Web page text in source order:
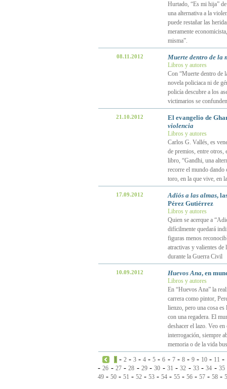
Hurtado, “Es mi hija”
una alternativa a la
puede restañar las
meramente
misma”.
08.11.2012 Muerte dentro de la
Libros y autores
Con “Muerte dentro de
novela policiaca ni de
policía descubre a los
victimarios se
21.10.2012
El evangelio de
violencia
Libros y autores
Carlos G. Vallés, es
de premios, entre otros,
libro, “Gandhi, una
recorre el mundo dando
toro, en la que vive, en
17.09.2012 Adiós a las almas,
Pérez Gutiérrez
Libros y autores
Quien se acerque a
difícilmente quedará
figuras menos
atractivas y valientes de
durante la Guerra Civil
10.09.2012 Huevos Ana, en
Libros y autores
En “Huevos Ana” la
carrera como pintor,
lienzo, pero una cosa
con una regadera. El
deshacer el lazo. Veo
interrogación, siempre
memoria o de la vida
1 -2 -3 -4 -5 -6 - 7- 8- 9- 10- 11 -
-26 - 27-28 - 29-30 - 31 -32 - 33-34 - 35
49 - 50 - 51 - 52 - 53 - 54 - 55 - 56 - 57 - 58 -